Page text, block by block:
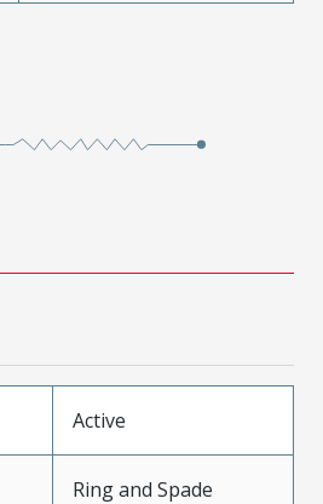
Active
Ring and Spade